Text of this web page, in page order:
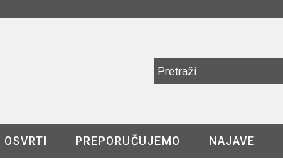
OSVRTI PREPORUČUJEMO NAJAVE